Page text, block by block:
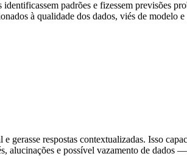
padrões e fizessem previsões
à qualidade dos dados, viés de modelo
respostas contextualizadas. Isso
alucinações e possível vazamento de dados